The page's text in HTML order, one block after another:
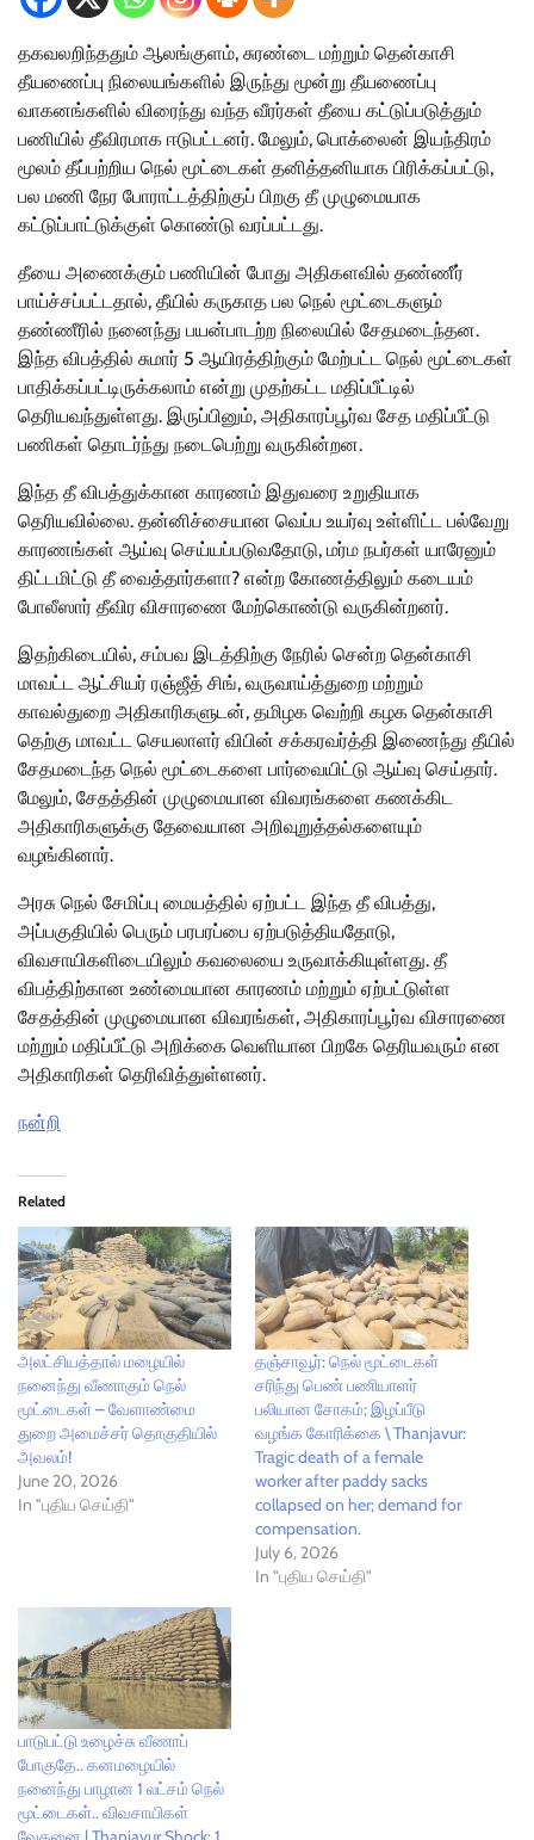
தகவலறிந்ததும் ஆலங்குளம், சுரண்டை மற்றும் தென்காசி
தீயணைப்பு நிலையங்களில் இருந்து மூன்று தீயணைப்பு
வாகனங்களில் விரைந்து வந்த வீரர்கள் தீயை கட்டுப்படுத்தும்
பணியில் தீவிரமாக ஈடுபட்டனர். மேலும், பொக்லைன் இயந்திரம்
மூலம் தீப்பற்றிய நெல் மூட்டைகள் தனித்தனியாக பிரிக்கப்பட்டு,
பல மணி நேர போராட்டத்திற்குப் பிறகு தீ முழுமையாக
கட்டுப்பாட்டுக்குள் கொண்டு வரப்பட்டது.
தீயை அணைக்கும் பணியின் போது அதிகளவில் தண்ணீர்
பாய்ச்சப்பட்டதால், தீயில் கருகாத பல நெல் மூட்டைகளும்
தண்ணீரில் நனைந்து பயன்பாடற்ற நிலையில் சேதமடைந்தன.
இந்த விபத்தில் சுமார் 5 ஆயிரத்திற்கும் மேற்பட்ட நெல் மூட்டைகள்
பாதிக்கப்பட்டிருக்கலாம் என்று முதற்கட்ட மதிப்பீட்டில்
தெரியவந்துள்ளது. இருப்பினும், அதிகாரப்பூர்வ சேத மதிப்பீட்டு
பணிகள் தொடர்ந்து நடைபெற்று வருகின்றன.
இந்த தீ விபத்துக்கான காரணம் இதுவரை உறுதியாக
தெரியவில்லை. தன்னிச்சையான வெப்ப உயர்வு உள்ளிட்ட பல்வேறு
காரணங்கள் ஆய்வு செய்யப்படுவதோடு, மர்ம நபர்கள் யாரேனும்
திட்டமிட்டு தீ வைத்தார்களா? என்ற கோணத்திலும் கடையம்
போலீஸார் தீவிர விசாரணை மேற்கொண்டு வருகின்றனர்.
இதற்கிடையில், சம்பவ இடத்திற்கு நேரில் சென்ற தென்காசி
மாவட்ட ஆட்சியர் ரஞ்ஜீத் சிங், வருவாய்த்துறை மற்றும்
காவல்துறை அதிகாரிகளுடன், தமிழக வெற்றி கழக தென்காசி
தெற்கு மாவட்ட செயலாளர் விபின் சக்கரவர்த்தி இணைந்து தீயில்
சேதமடைந்த நெல் மூட்டைகளை பார்வையிட்டு ஆய்வு செய்தார்.
மேலும், சேதத்தின் முழுமையான விவரங்களை கணக்கிட
அதிகாரிகளுக்கு தேவையான அறிவுறுத்தல்களையும்
வழங்கினார்.
அரசு நெல் சேமிப்பு மையத்தில் ஏற்பட்ட இந்த தீ விபத்து,
அப்பகுதியில் பெரும் பரபரப்பை ஏற்படுத்தியதோடு,
விவசாயிகளிடையிலும் கவலையை உருவாக்கியுள்ளது. தீ
விபத்திற்கான உண்மையான காரணம் மற்றும் ஏற்பட்டுள்ள
சேதத்தின் முழுமையான விவரங்கள், அதிகாரப்பூர்வ விசாரணை
மற்றும் மதிப்பீட்டு அறிக்கை வெளியான பிறகே தெரியவரும் என
அதிகாரிகள் தெரிவித்துள்ளனர்.
நன்றி
Related
அலட்சியத்தால் மழையில்
நனைந்து வீணாகும் நெல்
மூட்டைகள் – வேளாண்மை
துறை அமைச்சர் தொகுதியில்
அவலம்!
June 20, 2026
In "புதிய செய்தி"
தஞ்சாவூர்: நெல் மூட்டைகள்
சரிந்து பெண் பணியாளர்
பலியான சோகம்; இழப்பீடு
வழங்க கோரிக்கை \ Thanjavur:
Tragic death of a female
worker after paddy sacks
collapsed on her; demand for
compensation.
July 6, 2026
In "புதிய செய்தி"
பாடுபட்டு உழைச்சு வீணாப்
போகுதே.. கனமழையில்
நனைந்து பாழான 1 லட்சம் நெல்
மூட்டைகள்.. விவசாயிகள்